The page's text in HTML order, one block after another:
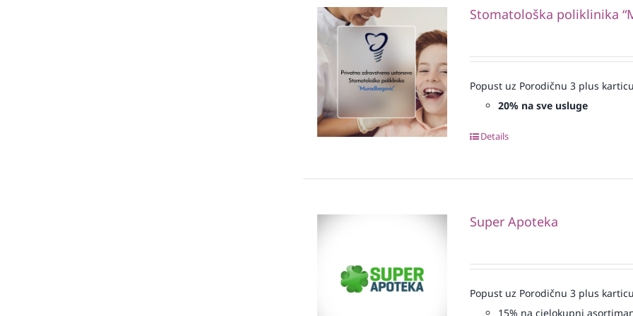
Stomatološka poliklinika
Popust uz Porodičnu 3 plus
20% na sve usluge
Details
Super Apoteka
Popust uz Porodičnu 3 plus
15% na cjelokupni